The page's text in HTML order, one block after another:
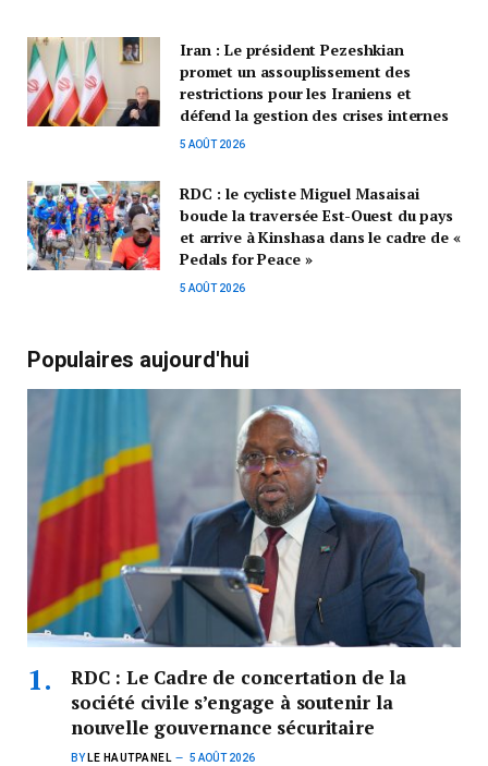
Iran : Le président Pezeshkian
promet un assouplissement des
restrictions pour les Iraniens et
défend la gestion des crises internes
5 AOÛT 2026
RDC : le cycliste Miguel Masaisai
boucle la traversée Est-Ouest du pays
et arrive à Kinshasa dans le cadre de «
Pedals for Peace »
5 AOÛT 2026
Populaires aujourd'hui
RDC : Le Cadre de concertation de la
société civile s’engage à soutenir la
nouvelle gouvernance sécuritaire
BY LE HAUTPANEL 5 AOÛT 2026